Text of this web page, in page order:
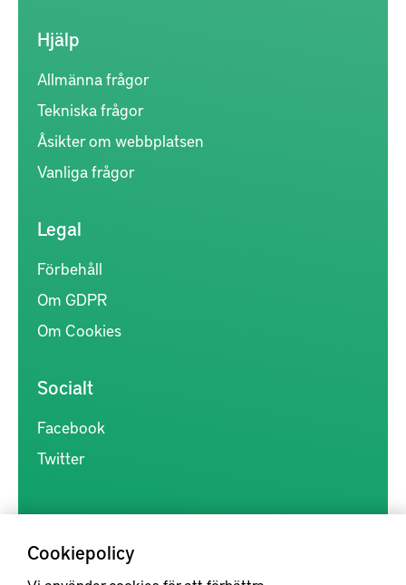
Cookiepolicy
Hjälp
Allmänna frågor
Tekniska frågor
Åsikter om webbplatsen
Vanliga frågor
Legal
Förbehåll
Om GDPR
Om Cookies
Socialt
Facebook
Twitter